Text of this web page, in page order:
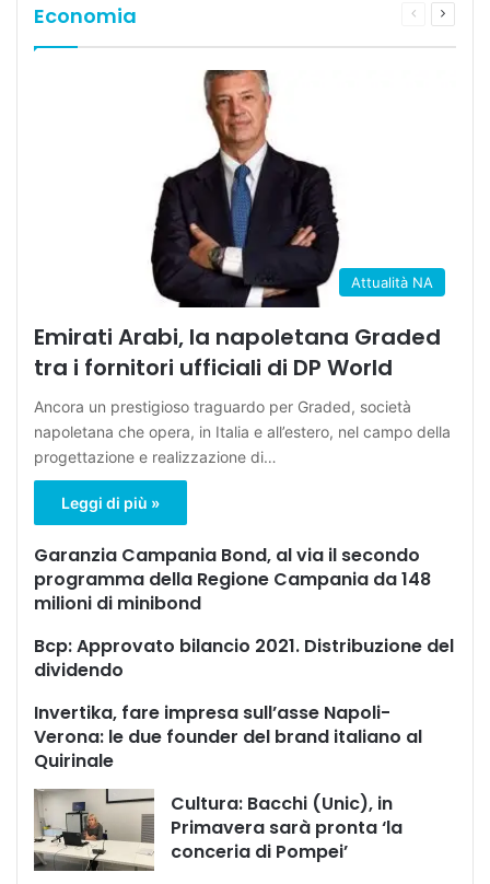
Economia
Pagina
Attualità NA
Emirati Arabi, la napoletana Graded
tra i fornitori ufficiali di DP World
Ancora un prestigioso traguardo per Graded, società
napoletana che opera, in Italia e all’estero, nel campo della
progettazione e realizzazione di…
Leggi di più »
Garanzia Campania Bond, al via il secondo
programma della Regione Campania da 148
milioni di minibond
Bcp: Approvato bilancio 2021. Distribuzione del
dividendo
Invertika, fare impresa sull’asse Napoli-
Verona: le due founder del brand italiano al
Quirinale
Cultura: Bacchi (Unic), in
Primavera sarà pronta ‘la
conceria di Pompei’